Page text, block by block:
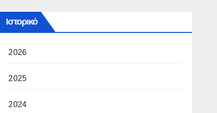
Ιστορικό
2026
2025
2024